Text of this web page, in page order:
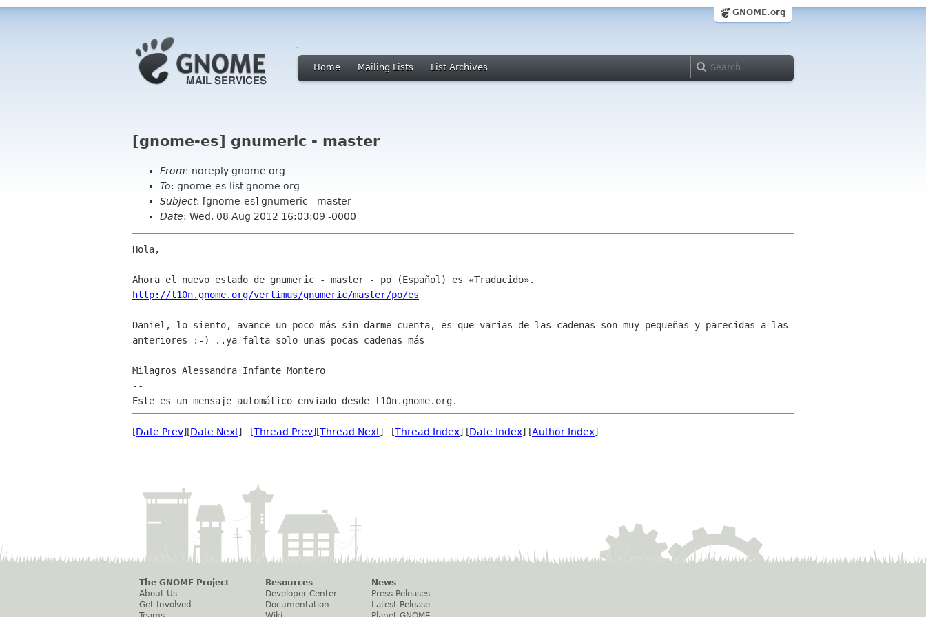
GNOME.org
Home Mailing Lists List Archives
[gnome-es] gnumeric - master
From: noreply gnome org
To: gnome-es-list gnome org
Subject: [gnome-es] gnumeric - master
Date: Wed, 08 Aug 2012 16:03:09 -0000
Hola,
http://l10n.gnome.org/vertimus/gnumeric/master/po/es
Daniel, lo siento, avance un poco más sin darme cuenta, es que varias de las cadenas son muy pequeñas y parecidas a las
anteriores :-) ..ya falta solo unas pocas cadenas más
Milagros Alessandra Infante Montero
--
[Date Prev][Date Next] [Thread Prev][Thread Next] [Thread Index] [Date Index] [Author Index]
The GNOME Project
About Us
Get Involved
Resources
Developer Center
Documentation
News
Press Releases
Latest Release